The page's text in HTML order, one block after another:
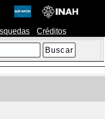
Créditos